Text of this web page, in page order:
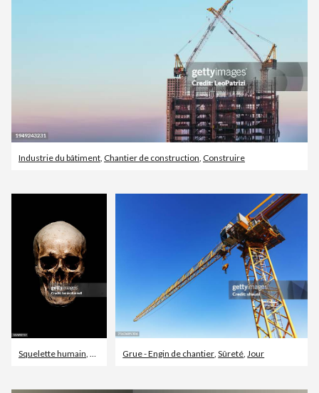
Industrie du bâtiment, Chantier de construction, Construire
Squelette humain Crâne humain,Objet ou sujet détouré
Grue - Engin de chantier ,Sûreté Jour